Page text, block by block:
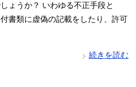
ょうか？ いわゆる不正手段と
書類に虚偽の記載をしたり、許可
続きを読む